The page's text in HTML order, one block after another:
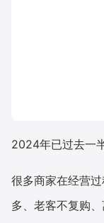
2024年已过去一
很多商家在经营
多、老客不复购